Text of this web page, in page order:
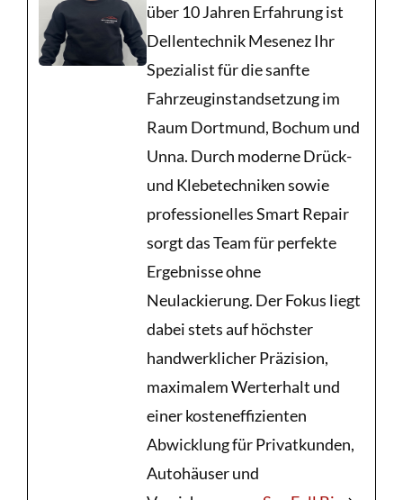
über 10 Jahren Erfahrung ist
Dellentechnik Mesenez Ihr
Spezialist für die sanfte
Fahrzeuginstandsetzung im
Raum Dortmund, Bochum und
Unna. Durch moderne Drück-
und Klebetechniken sowie
professionelles Smart Repair
sorgt das Team für perfekte
Ergebnisse ohne
Neulackierung. Der Fokus liegt
dabei stets auf höchster
handwerklicher Präzision,
maximalem Werterhalt und
einer kosteneffizienten
Abwicklung für Privatkunden,
Autohäuser und